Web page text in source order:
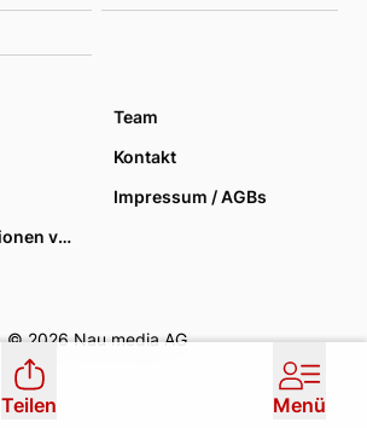
Team
Kontakt
Impressum / AGBs
Datenschutzoptionen verwalten
© 2026 Nau media AG
Teilen Menü